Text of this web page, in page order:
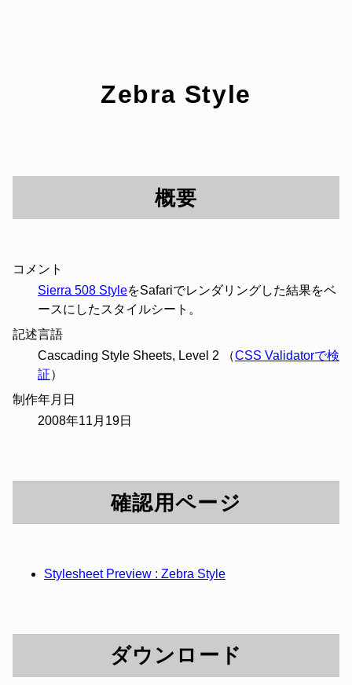
Zebra Style
概要
コメント
Sierra 508 StyleをSafariでレンダリングした結果をベ
ースにしたスタイルシート。
記述言語
Cascading Style Sheets, Level 2 （CSS Validatorで検
証）
制作年月日
2008年11月19日
確認用ページ
Stylesheet Preview : Zebra Style
ダウンロード